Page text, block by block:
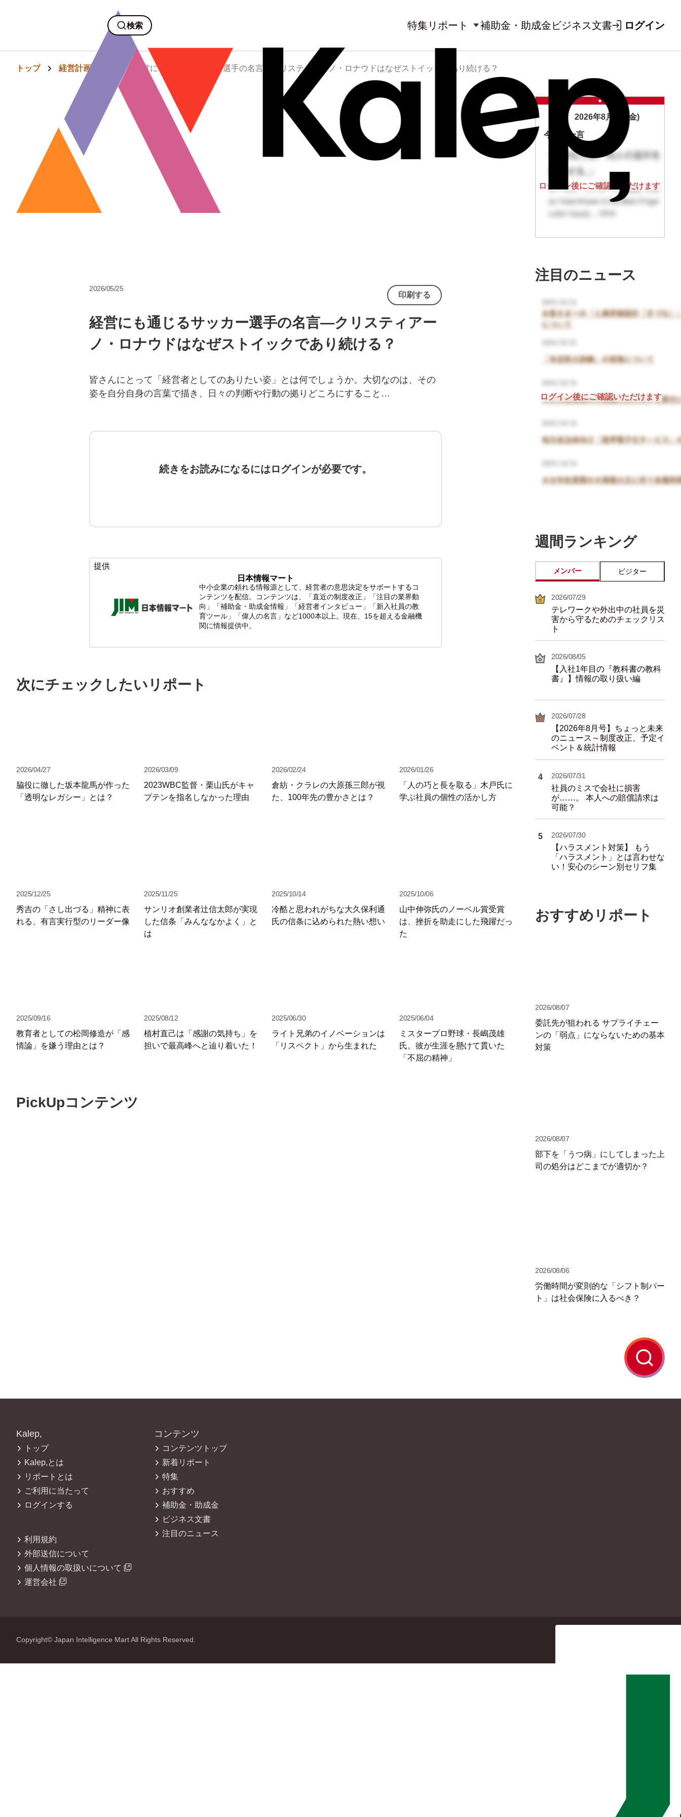
検索 特集 リポート 補助金・助成金ビジネス文書 ログイン
トップ 経営計画・組織 経営にも通じるサッカー選手の名言―クリスティアーノ・ロナウドはなぜストイックであり続ける？
2026/05/25
印刷する
経営にも通じるサッカー選手の名言―クリスティアー
ノ・ロナウドはなぜストイックであり続ける？
皆さんにとって「経営者としてのありたい姿」とは何でしょうか。大切なのは、その
姿を自分自身の言葉で描き、日々の判断や行動の拠りどころにすること…
続きをお読みになるにはログインが必要です。
提供
日本情報マート
中小企業の頼れる情報源として、経営者の意思決定をサポートするコ
ンテンツを配信。コンテンツは、「直近の制度改正」「注目の業界動
向」「補助金・助成金情報」「経営者インタビュー」「新入社員の教
育ツール」「偉人の名言」など1000本以上。現在、15を超える金融機
関に情報提供中。
次にチェックしたいリポート
2026/04/27
脇役に徹した坂本龍馬が作った
「透明なレガシー」とは？
2026/03/09
2023WBC監督・栗山氏がキャ
プテンを指名しなかった理由
2026/02/24
倉紡・クラレの大原孫三郎が視
た、100年先の豊かさとは？
2026/01/26
「人の巧と長を取る」木戸氏に
学ぶ社員の個性の活かし方
2025/12/25
秀吉の「さし出づる」精神に表
れる、有言実行型のリーダー像
2025/11/25
サンリオ創業者辻信太郎が実現
した信条「みんななかよく」と
は
2025/10/14
冷酷と思われがちな大久保利通
氏の信条に込められた熱い想い
2025/10/06
山中伸弥氏のノーベル賞受賞
は、挫折を助走にした飛躍だっ
た
2025/09/16
教育者としての松岡修造が「感
情論」を嫌う理由とは？
2025/08/12
植村直己は「感謝の気持ち」を
担いで最高峰へと辿り着いた！
2025/06/30
ライト兄弟のイノベーションは
「リスペクト」から生まれた
2025/06/04
ミスタープロ野球・長嶋茂雄
氏。彼が生涯を懸けて貫いた
「不屈の精神」
PickUpコンテンツ
2026年8月7日(金)
今日の一言
ログイン後にご確認いただけます
注目のニュース
ログイン後にご確認いただけます
週間ランキング
メンバー ビジター
2026/07/29
テレワークや外出中の社員を災
害から守るためのチェックリス
ト
2026/08/05
【入社1年目の『教科書の教科
書』】情報の取り扱い編
2026/07/28
【2026年8月号】ちょっと未来
のニュース～制度改正、予定イ
ベント＆統計情報
4 2026/07/31
社員のミスで会社に損害
が……。 本人への賠償請求は
可能？
5 2026/07/30
【ハラスメント対策】 もう
「ハラスメント」とは言わせな
い！安心のシーン別セリフ集
おすすめリポート
2026/08/07
委託先が狙われる サプライチェー
ンの「弱点」にならないための基本
対策
2026/08/07
部下を「うつ病」にしてしまった上
司の処分はどこまでが適切か？
2026/08/06
労働時間が変則的な「シフト制パー
ト」は社会保険に入るべき？
Kalep,
トップ
Kalep,とは
リポートとは
ご利用に当たって
ログインする
利用規約
外部送信について
個人情報の取扱いについて
運営会社
コンテンツ
コンテンツトップ
新着リポート
特集
おすすめ
補助金・助成金
ビジネス文書
注目のニュース
Copyright© Japan Intelligence Mart All Rights Reserved.